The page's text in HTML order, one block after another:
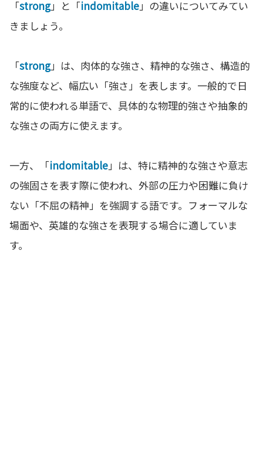
「strong」と「indomitable」の違いについてみてい
きましょう。
「strong」は、肉体的な強さ、精神的な強さ、構造的
な強度など、幅広い「強さ」を表します。一般的で日
常的に使われる単語で、具体的な物理的強さや抽象的
な強さの両方に使えます。
一方、「indomitable」は、特に精神的な強さや意志
の強固さを表す際に使われ、外部の圧力や困難に負け
ない「不屈の精神」を強調する語です。フォーマルな
場面や、英雄的な強さを表現する場合に適していま
す。